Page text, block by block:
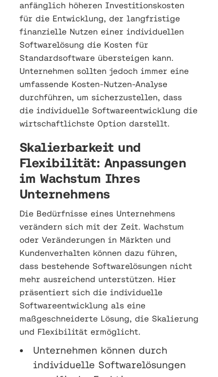
anfänglich höheren Investitionskosten
für die Entwicklung, der langfristige
finanzielle Nutzen einer individuellen
Softwarelösung die Kosten für
Standardsoftware übersteigen kann.
Unternehmen sollten jedoch immer eine
umfassende Kosten-Nutzen-Analyse
durchführen, um sicherzustellen, dass
die individuelle Softwareentwicklung die
wirtschaftlichste Option darstellt.
Skalierbarkeit und
Flexibilität: Anpassungen
im Wachstum Ihres
Unternehmens
Die Bedürfnisse eines Unternehmens
verändern sich mit der Zeit. Wachstum
oder Veränderungen in Märkten und
Kundenverhalten können dazu führen,
dass bestehende Softwarelösungen nicht
mehr ausreichend unterstützen. Hier
präsentiert sich die individuelle
Softwareentwicklung als eine
maßgeschneiderte Lösung, die Skalierung
und Flexibilität ermöglicht.
Unternehmen können durch
individuelle Softwarelösungen